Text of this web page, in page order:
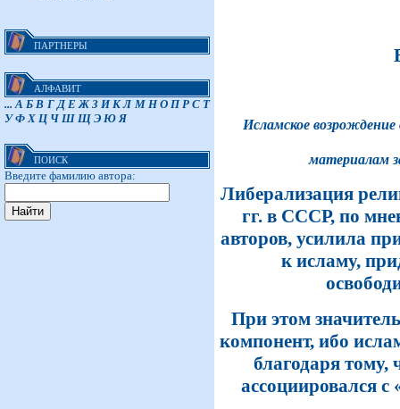
ПАРТНЕРЫ
АЛФАВИТ
... А Б В Г Д Е Ж З И К Л М Н О П Р С Т
У Ф Х Ц Ч Ш Щ Э Ю Я
ПОИСК
Введите фамилию автора:
Исламское
материалам
Либерализация
гг. в СССР, по
авторов, усилила
к исламу,
При этом
компонент, ибо
благодаря тому,
ассоциировался